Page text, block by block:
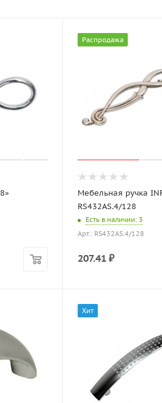
Распродажа
Мебельная ручка
RS432AS.4/128
Есть в наличии: 3
Арт.: RS432AS.4/128
207.41 ₽
Хит